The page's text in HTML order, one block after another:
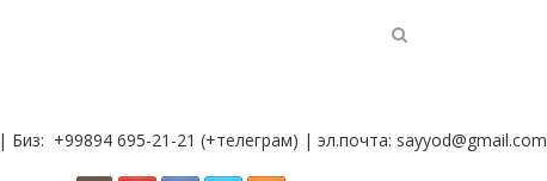
| Биз: +99894 695-21-21 (+телеграм) | эл.почта: sayyod@gmail.com